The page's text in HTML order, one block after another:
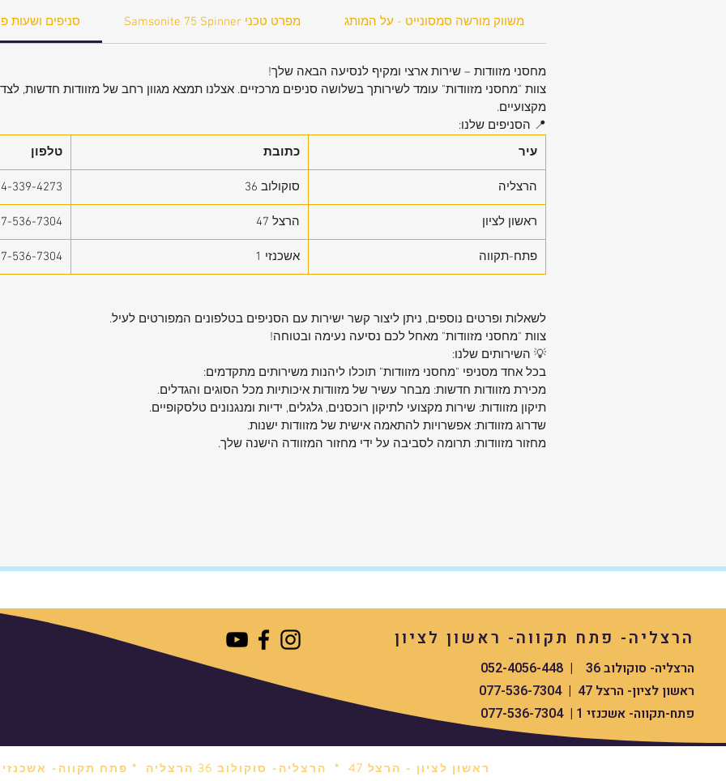
סניפים ושעות Samsonite 75 Spinner מפרט טכני משווק מורשה סמסונייט - על המותג
מחסני מזוודות – שירות ארצי ומקיף לנסיעה הבאה שלך!
צוות "מחסני מזוודות" עומד לשירותך בשלושה סניפים מרכזיים. אצלנו תמצא מגוון רחב של מזוודות חדשות, לצד
מקצועיים.
📍 הסניפים שלנו:
עיר
כתובת טלפון
הרצליה סוקולוב 36 339-4273
ראשון לציון הרצל 47 536-7304
פתח-תקווה אשכנזי 1 536-7304
לשאלות ופרטים נוספים, ניתן ליצור קשר ישירות עם הסניפים בטלפונים המפורטים לעיל.
צוות "מחסני מזוודות" מאחל לכם נסיעה נעימה ובטוחה!
💡 השירותים שלנו:
בכל אחד מסניפי "מחסני מזוודות" תוכלו ליהנות משירותים מתקדמים:
מכירת מזוודות חדשות: מבחר עשיר של מזוודות איכותיות מכל הסוגים והגדלים.
תיקון מזוודות: שירות מקצועי לתיקון רוכסנים, גלגלים, ידיות ומנגנונים טלסקופיים.
שדרוג מזוודות: אפשרויות להתאמה אישית של מזוודות ישנות.
מחזור מזוודות: תרומה לסביבה על ידי מחזור המזוודה הישנה שלך.
הרצליה- פתח תקווה- ראשון לציון
הרצליה- סוקולוב 36 | 052-4056-448
ראשון לציון- הרצל 47 | 077-536-7304
פתח-תקווה- אשכנזי 1 | 077-536-7304
ראשון לציון - הרצל 47 * הרצליה- סוקולוב 36 הרצליה * פתח תקווה- אשכנזי 1 פתח